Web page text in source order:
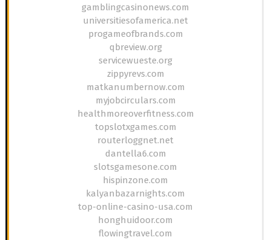
gamblingcasinonews.com
universitiesofamerica.net
progameofbrands.com
qbreview.org
servicewueste.org
zippyrevs.com
matkanumbernow.com
myjobcirculars.com
healthmoreoverfitness.com
topslotxgames.com
routerloggnet.net
dantella6.com
slotsgamesone.com
hispinzone.com
kalyanbazarnights.com
top-online-casino-usa.com
honghuidoor.com
flowingtravel.com